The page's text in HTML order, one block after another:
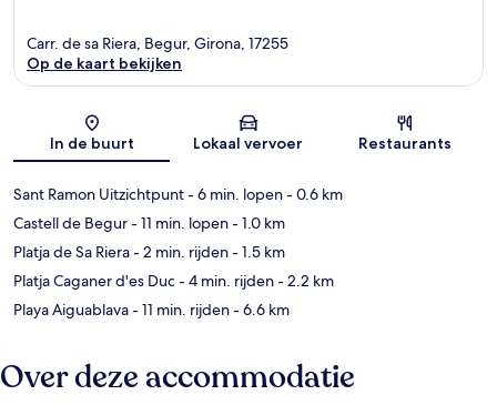
Kaart
Carr. de sa Riera, Begur, Girona, 17255
Op de kaart bekijken
In de buurt Lokaal vervoer Restaurants
Sant Ramon Uitzichtpunt- 6 min. lopen- 0.6 km
Castell de Begur- 11 min. lopen- 1.0 km
Platja de Sa Riera- 2 min. rijden- 1.5 km
Platja Caganer d'es Duc- 4 min. rijden- 2.2 km
Playa Aiguablava- 11 min. rijden- 6.6 km
Over deze accommodatie